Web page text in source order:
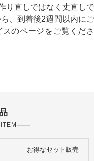
り直しではなく丈直しで
、到着後2週間以内にご
のページをご覧くださ
お得なセット販売